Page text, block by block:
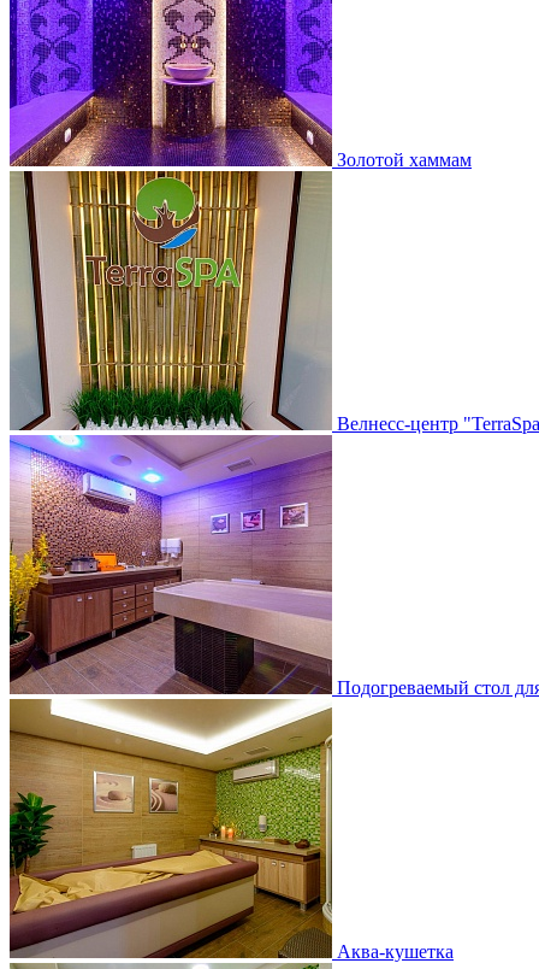
Золотой хаммам
Велнесс-центр
Подогреваемый стол
Аква-кушетка